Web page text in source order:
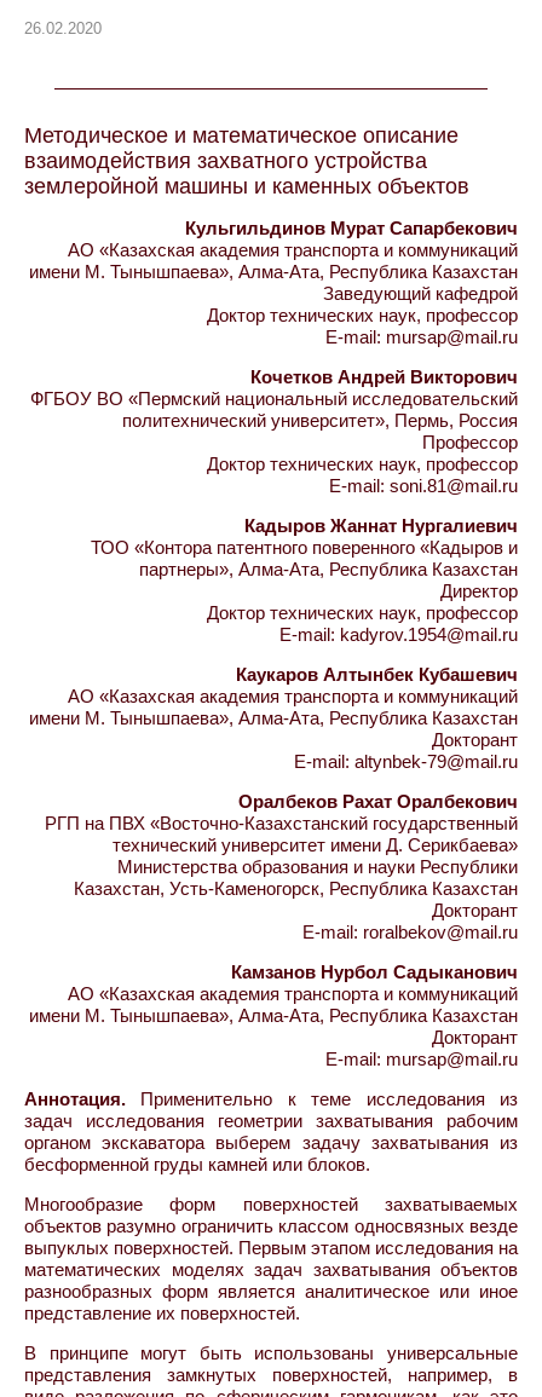
26.02.2020
Методическое и математическое описание
взаимодействия захватного устройства
землеройной машины и каменных объектов
Кульгильдинов Мурат Сапарбекович
АО «Казахская академия транспорта и коммуникаций
имени М. Тынышпаева», Алма-Ата, Республика Казахстан
Заведующий кафедрой
Доктор технических наук, профессор
E-mail: mursap@mail.ru
Кочетков Андрей Викторович
ФГБОУ ВО «Пермский национальный исследовательский
политехнический университет», Пермь, Россия
Профессор
Доктор технических наук, профессор
E-mail: soni.81@mail.ru
Кадыров Жаннат Нургалиевич
ТОО «Контора патентного поверенного «Кадыров и
партнеры», Алма-Ата, Республика Казахстан
Директор
Доктор технических наук, профессор
E-mail: kadyrov.1954@mail.ru
Каукаров Алтынбек Кубашевич
АО «Казахская академия транспорта и коммуникаций
имени М. Тынышпаева», Алма-Ата, Республика Казахстан
Докторант
E-mail: altynbek-79@mail.ru
Оралбеков Рахат Оралбекович
РГП на ПВХ «Восточно-Казахстанский государственный
технический университет имени Д. Серикбаева»
Министерства образования и науки Республики
Казахстан, Усть-Каменогорск, Республика Казахстан
Докторант
E-mail: roralbekov@mail.ru
Камзанов Нурбол Садыканович
АО «Казахская академия транспорта и коммуникаций
имени М. Тынышпаева», Алма-Ата, Республика Казахстан
Докторант
E-mail: mursap@mail.ru
Аннотация. Применительно к теме исследования из
задач исследования геометрии захватывания рабочим
органом экскаватора выберем задачу захватывания из
бесформенной груды камней или блоков.
Многообразие форм поверхностей захватываемых
объектов разумно ограничить классом односвязных везде
выпуклых поверхностей. Первым этапом исследования на
математических моделях задач захватывания объектов
разнообразных форм является аналитическое или иное
представление их поверхностей.
В принципе могут быть использованы универсальные
представления замкнутых поверхностей, например, в